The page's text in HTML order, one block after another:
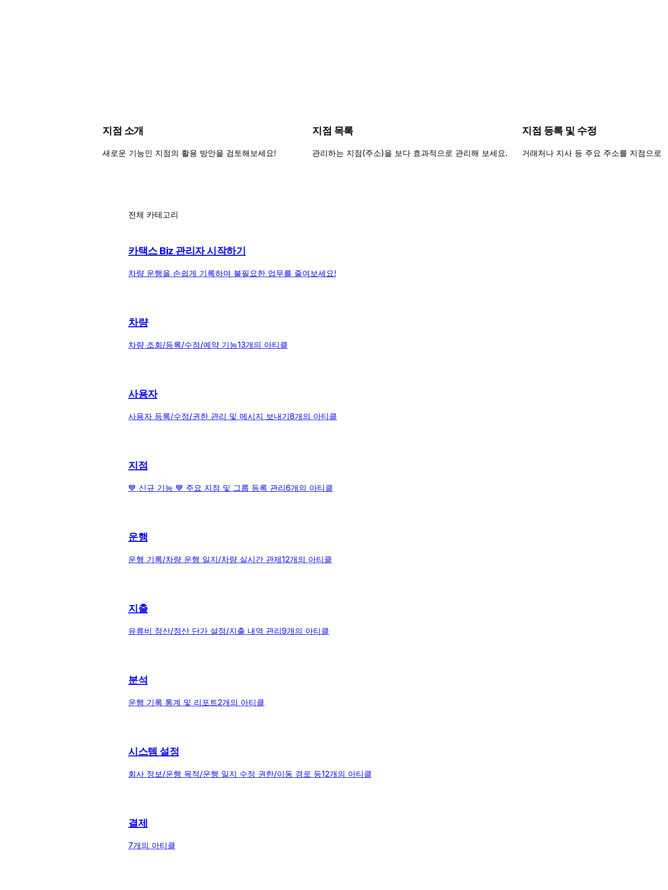
지점 소개
새로운 기능인 지점의 활용 방안을 검토해보세요!
지점 목록
관리하는 지점(주소)을 보다 효과적으로 관리해 보세요.
지점 등록 및 수정
거래처나 지사 등 주요 주소를 지점으로
전체 카테고리
카택스 Biz 관리자 시작하기
차량 운행을 손쉽게 기록하며 불필요한 업무를 줄여보세요!
차량
차량 조회/등록/수정/예약 기능13개의 아티클
사용자
사용자 등록/수정/권한 관리 및 메시지 보내기8개의 아티클
지점
💙 신규 기능 💙 주요 지점 및 그룹 등록 관리6개의 아티클
운행
운행 기록/차량 운행 일지/차량 실시간 관제12개의 아티클
지출
유류비 정산/정산 단가 설정/지출 내역 관리9개의 아티클
분석
운행 기록 통계 및 리포트2개의 아티클
시스템 설정
회사 정보/운행 목적/운행 일지 수정 권한/이동 경로 등12개의 아티클
결제
7개의 아티클